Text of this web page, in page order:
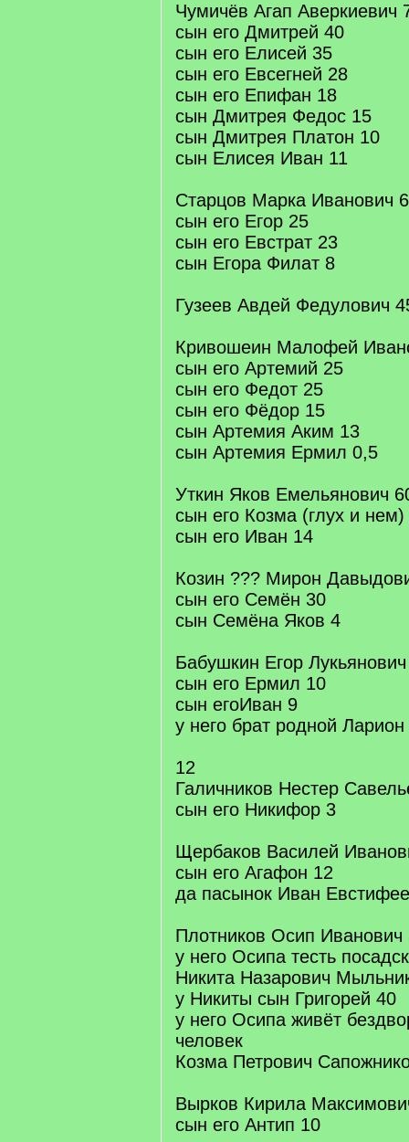
Чумичёв Агап Аверкиевич
сын его Дмитрей 40
сын его Елисей 35
сын его Евсегней 28
сын его Епифан 18
сын Дмитрея Федос 15
сын Дмитрея Платон 10
сын Елисея Иван 11
Старцов Марка Иванович
сын его Егор 25
сын его Евстрат 23
сын Егора Филат 8
Гузеев Авдей Федулович
Кривошеин Малофей
сын его Артемий 25
сын его Федот 25
сын его Фёдор 15
сын Артемия Аким 13
сын Артемия Ермил 0,5
Уткин Яков Емельянович
сын его Козма (глух и нем)
сын его Иван 14
Козин ??? Мирон
сын его Семён 30
сын Семёна Яков 4
Бабушкин Егор
сын его Ермил 10
сын егоИван 9
у него брат родной Ларион
12
Галичников Нестер
сын его Никифор 3
Щербаков Василей
сын его Агафон 12
да пасынок Иван
Плотников Осип Иванович
у него Осипа тесть
Никита Назарович
у Никиты сын Григорей 40
у него Осипа живёт
человек
Козма Петрович
Вырков Кирила
сын его Антип 10